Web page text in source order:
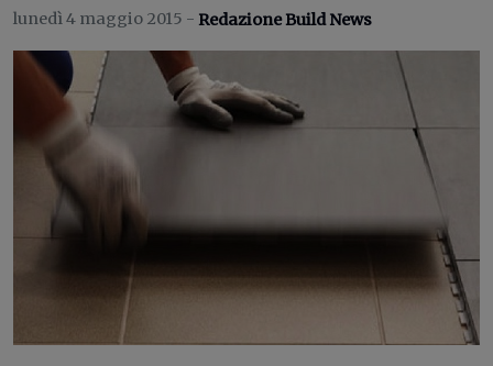
lunedì 4 maggio 2015 - Redazione Build News